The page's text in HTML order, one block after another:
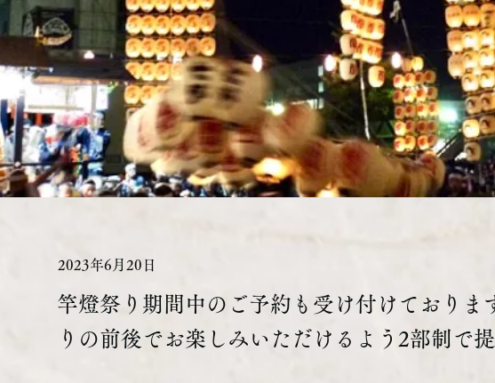
2023年6月20日
竿燈祭り期間中のご予約も受け付けておりま
りの前後でお楽しみいただけるよう2部制で